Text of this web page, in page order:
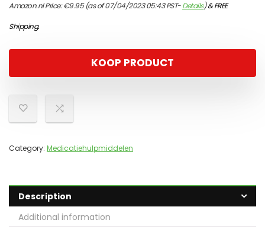
Amazon.nl Price:€9.95(as of 07/04/2023 05:43 PST-Details)&FREE
Shipping.
KOOP PRODUCT
Category: Medicatiehulpmiddelen
Description
Additional information